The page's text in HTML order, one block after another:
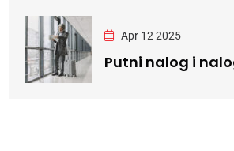
Apr 12 2025
Putni nalog i